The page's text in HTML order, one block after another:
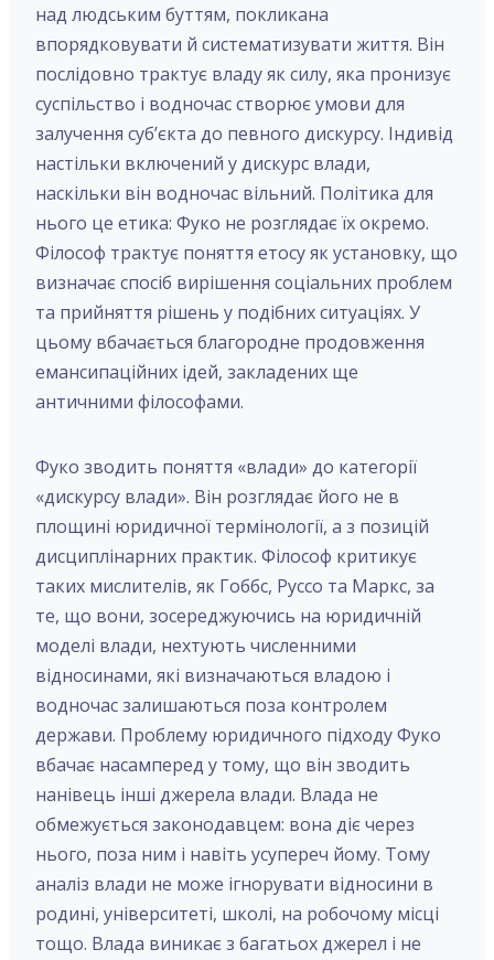
над людським буттям, покликана
впорядковувати й систематизувати життя. Він
послідовно трактує владу як силу, яка пронизує
суспільство і водночас створює умови для
залучення суб’єкта до певного дискурсу. Індивід
настільки включений у дискурс влади,
наскільки він водночас вільний. Політика для
нього це етика: Фуко не розглядає їх окремо.
Філософ трактує поняття етосу як установку, що
визначає спосіб вирішення соціальних проблем
та прийняття рішень у подібних ситуаціях. У
цьому вбачається благородне продовження
емансипаційних ідей, закладених ще
античними філософами.
Фуко зводить поняття «влади» до категорії
«дискурсу влади». Він розглядає його не в
площині юридичної термінології, а з позицій
дисциплінарних практик. Філософ критикує
таких мислителів, як Гоббс, Руссо та Маркс, за
те, що вони, зосереджуючись на юридичній
моделі влади, нехтують численними
відносинами, які визначаються владою і
водночас залишаються поза контролем
держави. Проблему юридичного підходу Фуко
вбачає насамперед у тому, що він зводить
нанівець інші джерела влади. Влада не
обмежується законодавцем: вона діє через
нього, поза ним і навіть усупереч йому. Тому
аналіз влади не може ігнорувати відносини в
родині, університеті, школі, на робочому місці
тощо. Влада виникає з багатьох джерел і не